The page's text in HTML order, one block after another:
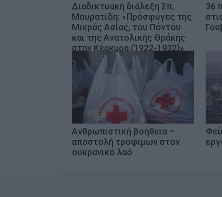
Διαδικτυακή διάλεξη Σπ.
Μουρατίδη: «Πρόσφυγες της
Μικράς Ασίας, του Πόντου
και της Ανατολικής Θράκης
στην Κέρκυρα (1922-1932)»
36
Ανθρωπιστική βοήθεια –
αποστολή τροφίμων στον
ουκρανικό λαό